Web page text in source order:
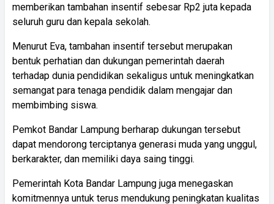
memberikan tambahan insentif sebesar Rp2 juta kepada
seluruh guru dan kepala sekolah.
Menurut Eva, tambahan insentif tersebut merupakan
bentuk perhatian dan dukungan pemerintah daerah
terhadap dunia pendidikan sekaligus untuk meningkatkan
semangat para tenaga pendidik dalam mengajar dan
membimbing siswa.
Pemkot Bandar Lampung berharap dukungan tersebut
dapat mendorong terciptanya generasi muda yang unggul,
berkarakter, dan memiliki daya saing tinggi.
Pemerintah Kota Bandar Lampung juga menegaskan
komitmennya untuk terus mendukung peningkatan kualitas